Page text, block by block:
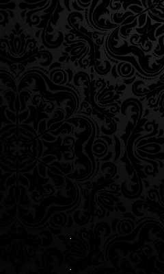
.
.